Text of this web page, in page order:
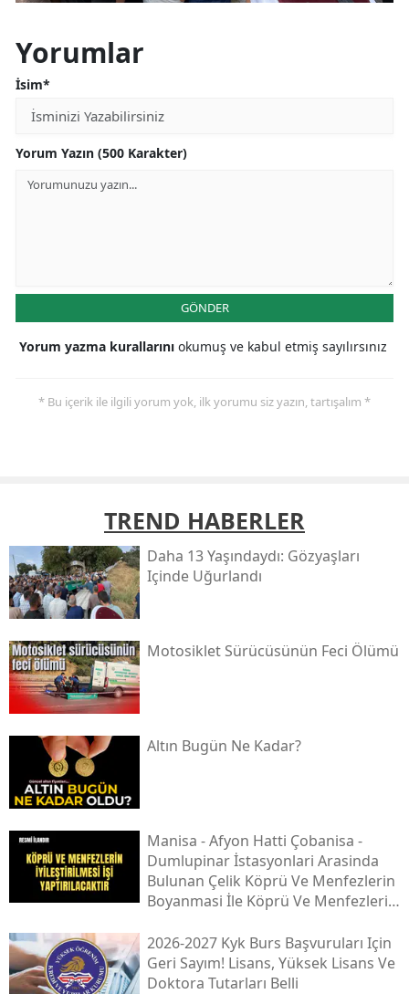
Yorumlar
İsim*
Yorum Yazın (500 Karakter)
GÖNDER
Yorum yazma kurallarını okumuş ve kabul etmiş sayılırsınız
* Bu içerik ile ilgili yorum yok, ilk yorumu siz yazın, tartışalım *
TREND HABERLER
Daha 13 Yaşındaydı: Gözyaşları
Içinde Uğurlandı
Motosiklet Sürücüsünün Feci Ölümü
Altın Bugün Ne Kadar?
Mani̇sa - Afyon Hatti Çobani̇sa -
Dumlupinar İstasyonlari Arasinda
Bulunan Çeli̇k Köprü Ve Menfezleri̇n
Boyanmasi İle Köprü Ve Menfezleri̇n
2026-2027 Kyk Burs Başvuruları Için
Geri Sayım! Lisans, Yüksek Lisans Ve
Doktora Tutarları Belli